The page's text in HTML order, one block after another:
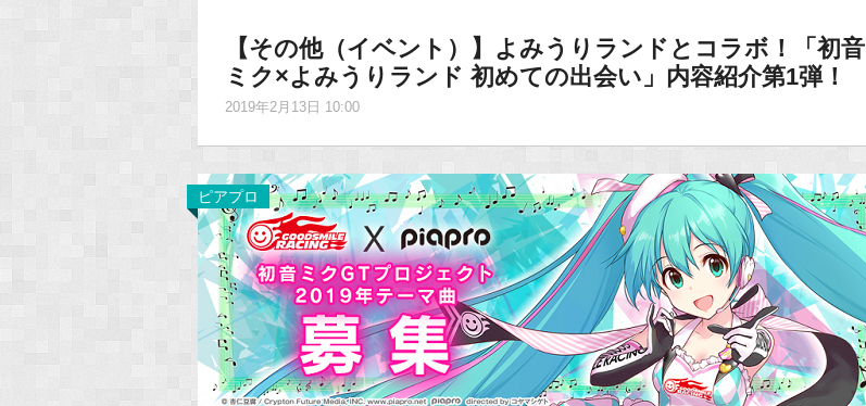
【その他（イベント）】よみうりランドとコラボ！「初音
ミク×よみうりランド 初めての出会い」内容紹介第1弾！
2019年2月13日 10:00
ピアプロ